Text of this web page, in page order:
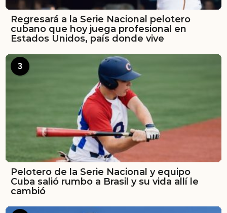
Regresará a la Serie Nacional pelotero
cubano que hoy juega profesional en
Estados Unidos, país donde vive
3
Pelotero de la Serie Nacional y equipo
Cuba salió rumbo a Brasil y su vida allí le
cambió